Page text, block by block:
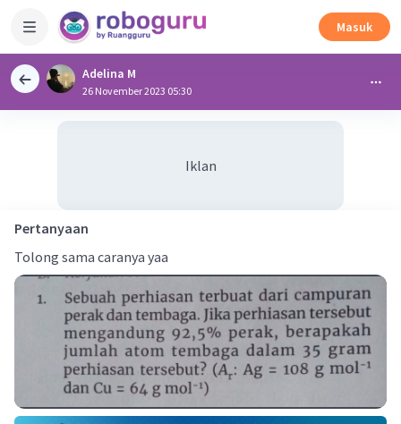
Masuk
Adelina M
26 November 2023 05:30
Iklan
Pertanyaan
Tolong sama caranya yaa